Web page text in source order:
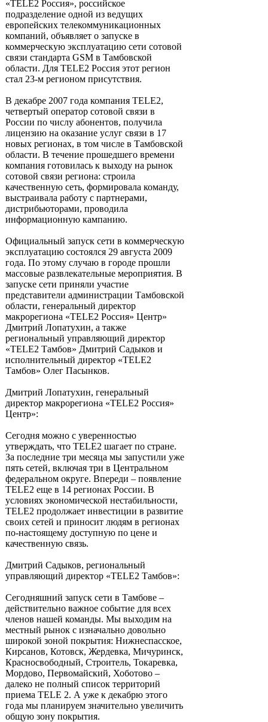
«TELE2 Россия», российское
подразделение одной из ведущих
европейских телекоммуникационных
компаний, объявляет о запуске в
коммерческую эксплуатацию сети сотовой
связи стандарта GSM в Тамбовской
области. Для TELE2 Россия этот регион
стал 23-м регионом присутствия.
В декабре 2007 года компания TELE2,
четвертый оператор сотовой связи в
России по числу абонентов, получила
лицензию на оказание услуг связи в 17
новых регионах, в том числе в Тамбовской
области. В течение прошедшего времени
компания готовилась к выходу на рынок
сотовой связи региона: строила
качественную сеть, формировала команду,
выстраивала работу с партнерами,
дистрибьюторами, проводила
информационную кампанию.
Официальный запуск сети в коммерческую
эксплуатацию состоялся 29 августа 2009
года. По этому случаю в городе прошли
массовые развлекательные мероприятия. В
запуске сети приняли участие
представители администрации Тамбовской
области, генеральный директор
макрорегиона «TELE2 Россия» Центр»
Дмитрий Лопатухин, а также
региональный управляющий директор
«TELE2 Тамбов» Дмитрий Садыков и
исполнительный директор «TELE2
Тамбов» Олег Пасынков.
Дмитрий Лопатухин, генеральный
директор макрорегиона «TELE2 Россия»
Центр»:
Сегодня можно с уверенностью
утверждать, что TELE2 шагает по стране.
За последние три месяца мы запустили уже
пять сетей, включая три в Центральном
федеральном округе. Впереди – появление
TELE2 еще в 14 регионах России. В
условиях экономической нестабильности,
TELE2 продолжает инвестиции в развитие
своих сетей и приносит людям в регионах
по-настоящему доступную по цене и
качественную связь.
Дмитрий Садыков, региональный
управляющий директор «TELE2 Тамбов»:
Сегодняшний запуск сети в Тамбове –
действительно важное событие для всех
членов нашей команды. Мы выходим на
местный рынок с изначально довольно
широкой зоной покрытия: Нижнеспасское,
Кирсанов, Котовск, Жердевка, Мичуринск,
Красносвободный, Строитель, Токаревка,
Мордово, Первомайский, Хоботово –
далеко не полный список территорий
приема TELE 2. А уже к декабрю этого
года мы планируем значительно увеличить
общую зону покрытия.